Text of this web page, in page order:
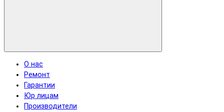
О нас
Ремонт
Гарантии
Юр лицам
Производители